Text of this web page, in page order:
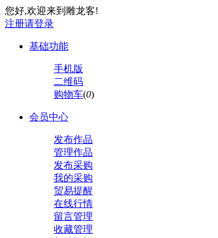
您好,欢迎来到雕龙客!
注册请登录
基础功能
手机版
二维码
购物车(0)
会员中心
发布作品
管理作品
发布采购
我的采购
贸易提醒
在线行情
留言管理
收藏管理